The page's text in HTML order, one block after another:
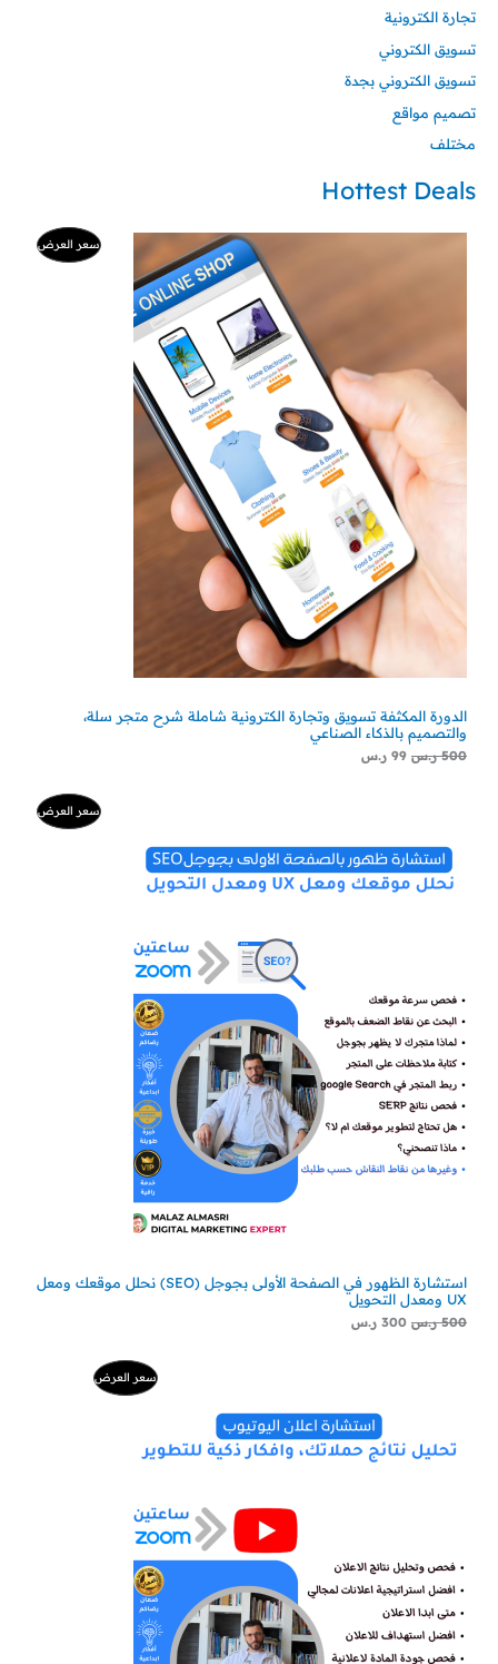
تجارة الكترونية
تسويق الكتروني
تسويق الكتروني بجدة
تصميم مواقع
مختلف
Hottest Deals
سعر العرضمنتج
الدورة المكثفة تسويق وتجارة الكترونية شاملة شرح متجر سلة،
والتصميم بالذكاء الصناعي
500 ر.س 99 ر.س
سعر العرضمنتج
استشارة الظهور في الصفحة الأولى بجوجل (SEO) نحلل موقعك ومعل
UX ومعدل التحويل
500 ر.س
500 ر.س.
300 ر.س
300 ر.س.
سعر العرضمنتج
229 ر.س.